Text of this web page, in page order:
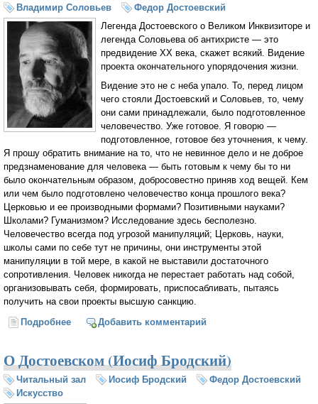
Владимир Соловьев
Федор Достоевский
Легенда Достоевского о Великом Инквизиторе и
легенда Соловьева об антихристе — это
предвидение XX века, скажет всякий. Видение
проекта окончательного упорядочения жизни.
Видение это не с неба упало. То, перед лицом
чего стояли Достоевский и Соловьев, то, чему
они сами принадлежали, было подготовленное
человечество. Уже готовое. Я говорю —
подготовленное, готовое без уточнения, к чему.
Я прошу обратить внимание на то, что не невинное дело и не доброе
предзнаменование для человека — быть готовым к чему бы то ни
было окончательным образом, добросовестно приняв ход вещей. Кем
или чем было подготовлено человечество конца прошлого века?
Церковью и ее производными формами? Позитивными науками?
Школами? Гуманизмом? Исследование здесь бесполезно.
Человечество всегда под угрозой манипуляций; Церковь, науки,
школы сами по себе тут не причины, они инструменты этой
манипуляции в той мере, в какой не выставили достаточного
сопротивления. Человек никогда не перестает работать над собой,
организовывать себя, формировать, приспосабливать, пытаясь
получить на свои проекты высшую санкцию.
Подробнее о Две легенды, одно видение: инквизитор и
Добавить комментарий
О Достоевском (Иосиф Бродский)
Читальный зал Иосиф Бродский
Федор Достоевский
Искусство